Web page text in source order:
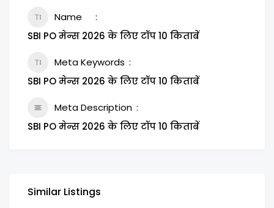
Name
SBI PO मेन्स 2026 के लिए टॉप 10 किताबें
Meta Keywords
SBI PO मेन्स 2026 के लिए टॉप 10 किताबें
Meta Description
SBI PO मेन्स 2026 के लिए टॉप 10 किताबें
Similar Listings